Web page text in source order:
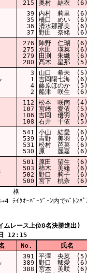
215
奥村 結衣 (6)
39
35
36
37
内村 莉里 (6)
橋口 めい (6)
清水那那美 (6)
野田 奈緒 (6)
276
275
279
280
陣野 仁瑚 (6)
水田 瑛菜 (6)
田渕 朱織 (6)
髙木 星那 (5)
3
1
4
2
山口 希未 (5)
吉岡陽七海 (6)
藤原ほのか (5)
船津 咲生 (6)
112
107
106
108
松本 咲南 (4)
宮﨑 愛依 (5)
吉岡 優羽 (6)
石井 千依 (5)
541
539
531
530
小山 結愛 (6)
吉野 美羽 (6)
松村 芭菜 (6)
原 麗嘉 (6)
501
503
502
500
原田 望生 (6)
柿木 美緒 (6)
野口 莉子 (6)
宮下 桃奈 (6)
格
レース上位8名決勝進出)
12:15
No. 氏名
391
389
388
平澤 央菜 (5)
野口 稀愛 (6)
宮本 美咲 (6)